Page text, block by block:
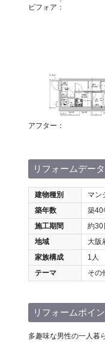
ビフォア：
アフター：
リフォームデータ
建物種別
マン
築年数
築40
施工期間
約30
地域
大阪
家族構成
1人
テーマ
その
リフォームポイン
多趣味な男性の一人暮